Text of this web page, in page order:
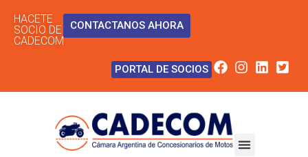
HACETE
SOCIO DE
CADECOM
CONTACTANOS AHORA
PORTAL DE SOCIOS